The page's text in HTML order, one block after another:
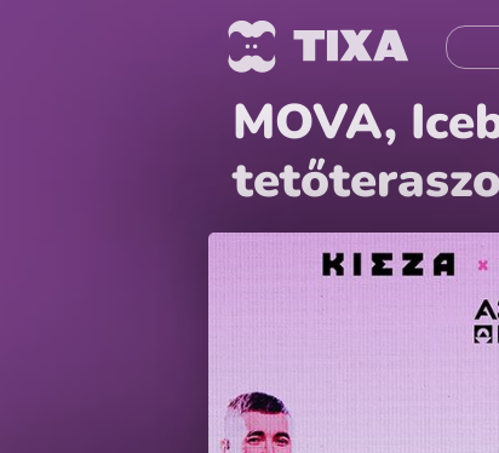
MOVA,